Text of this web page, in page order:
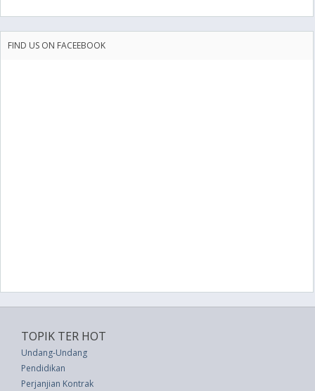
FIND US ON FACEEBOOK
TOPIK TER HOT
Undang-Undang
Pendidikan
Perjanjian Kontrak